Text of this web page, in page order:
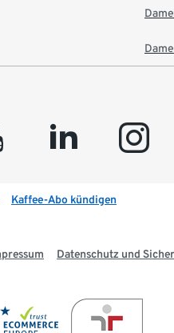
linkedin instagram
Kaffee-Abo kündigen
Datenschutz und